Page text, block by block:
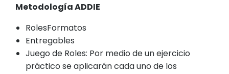
Metodología ADDIE
RolesFormatos
Entregables
Juego de Roles: Por medio de un ejercicio
práctico se aplicarán cada uno de los